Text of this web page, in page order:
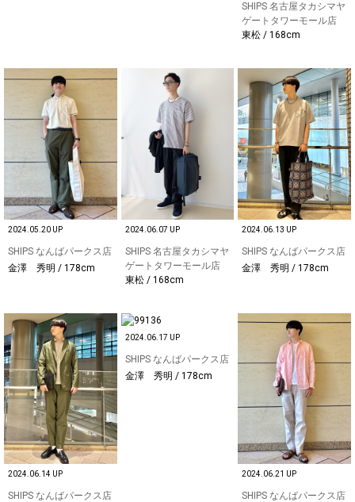
SHIPS 名古屋タカシマヤ
ゲートタワーモール店
東松 / 168cm
2024.05.20 UP
SHIPS なんばパークス店
金澤 秀明 / 178cm
2024.06.07 UP
SHIPS 名古屋タカシマヤ
ゲートタワーモール店
東松 / 168cm
2024.06.13 UP
SHIPS なんばパークス店
金澤 秀明 / 178cm
2024.06.14 UP
SHIPS なんばパークス店
2024.06.17 UP
SHIPS なんばパークス店
金澤 秀明 / 178cm
2024.06.21 UP
SHIPS なんばパークス店